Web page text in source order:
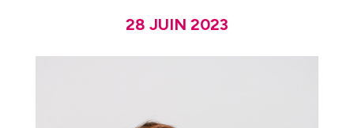
28 JUIN 2023